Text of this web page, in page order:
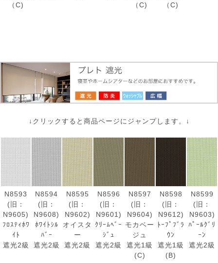
（C)
（C)
（C)
↓クリックすると商品ページにジャンプします。↓
N8593
(旧：
N9605)
ﾌﾛｽﾃｨﾎﾜ
ｲﾄ
遮光2級
N8594
(旧：
N9608)
ﾎﾜｲﾄｼﾙ
ﾊﾞｰ
遮光2級
N8595
(旧：
N9602)
オイスタ
ー
遮光2級
N8596
(旧：
N9601)
ｸﾘｰﾑﾍﾞｰ
ｼﾞｭ
遮光2級
N8597
(旧：
N9604)
モカベー
ジュ
遮光1級
(C)
N8598
(旧：
N9612)
ﾄｰﾌﾟﾌﾞﾗ
ｳﾝ
遮光1級
(B)
N8599
(旧：
N9603)
ﾊﾟｰﾙｸﾞﾘ
ｰﾝ
遮光2級